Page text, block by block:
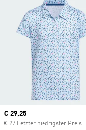
Current price
€ 29,25
€ 27 Letzter niedrigster Preis